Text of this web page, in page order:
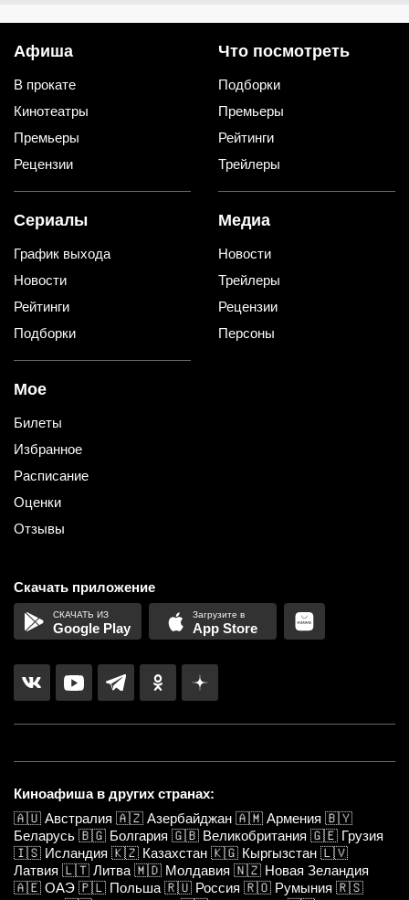
Афиша
В прокате
Кинотеатры
Премьеры
Рецензии
Что посмотреть
Подборки
Премьеры
Рейтинги
Трейлеры
Сериалы
График выхода
Новости
Рейтинги
Подборки
Медиа
Новости
Трейлеры
Рецензии
Персоны
Мое
Билеты
Избранное
Расписание
Оценки
Отзывы
Скачать приложение
Google Play App Store
Киноафиша в других странах:
🇦🇺 Австралия 🇦🇿 Азербайджан 🇦🇲 Армения 🇧🇾
Беларусь 🇧🇬 Болгария 🇬🇧 Великобритания 🇬🇪 Грузия
🇮🇸 Исландия 🇰🇿 Казахстан 🇰🇬 Кыргызстан 🇱🇻
Латвия 🇱🇹 Литва 🇲🇩 Молдавия 🇳🇿 Новая Зеландия
🇦🇪 ОАЭ 🇵🇱 Польша 🇷🇺 Россия 🇷🇴 Румыния 🇷🇸